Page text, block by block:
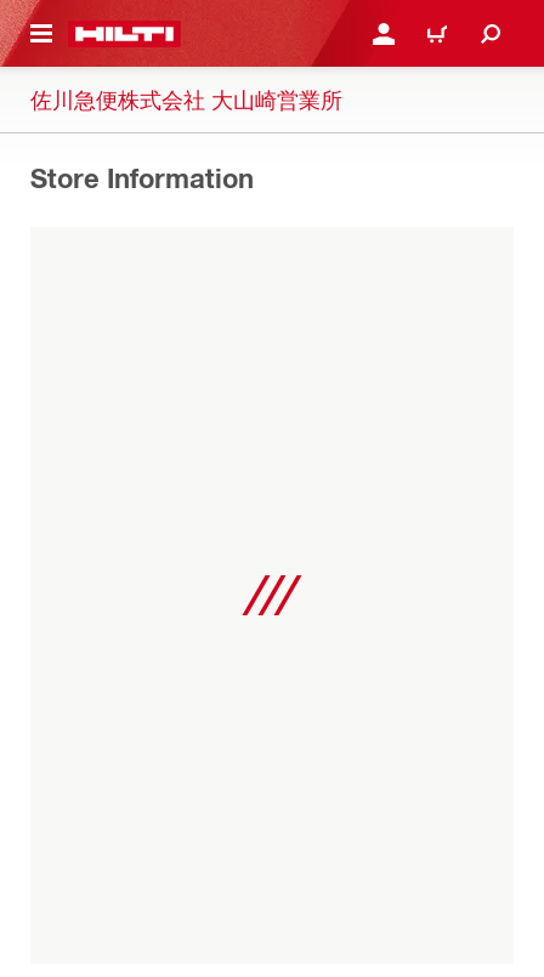
内容を表示 ログイン・新規オンライ
カート
佐川急便株式会社 大山崎営業所
Store Information